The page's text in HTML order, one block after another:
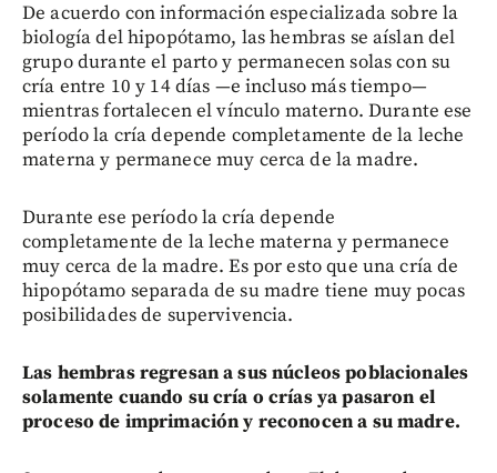
De acuerdo con información especializada sobre la
biología del hipopótamo, las hembras se aíslan del
grupo durante el parto y permanecen solas con su
cría entre 10 y 14 días —e incluso más tiempo—
mientras fortalecen el vínculo materno. Durante ese
período la cría depende completamente de la leche
materna y permanece muy cerca de la madre.
Durante ese período la cría depende
completamente de la leche materna y permanece
muy cerca de la madre. Es por esto que una cría de
hipopótamo separada de su madre tiene muy pocas
posibilidades de supervivencia.
Las hembras regresan a sus núcleos poblacionales
solamente cuando su cría o crías ya pasaron el
proceso de imprimación y reconocen a su madre.